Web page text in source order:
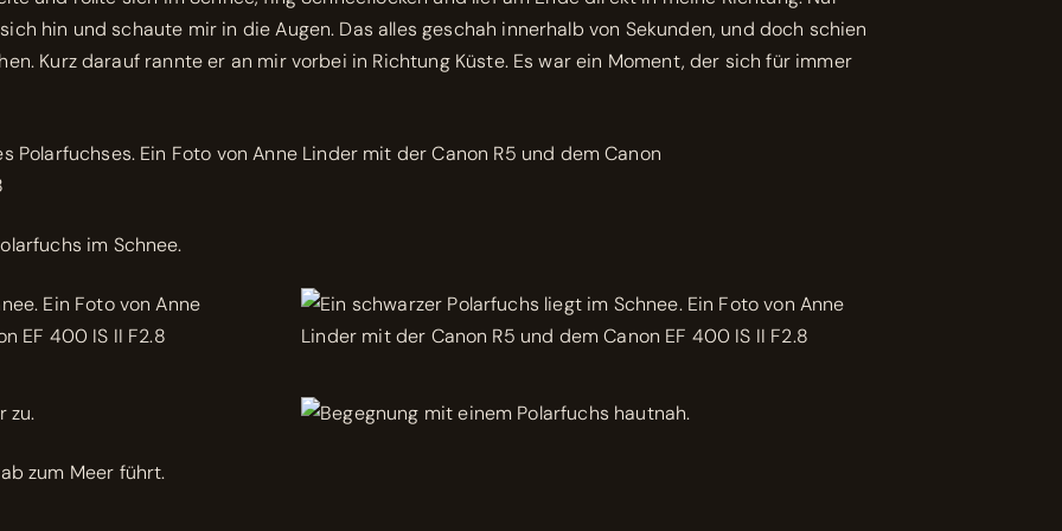
hin und schaute mir in die Augen. Das alles geschah innerhalb von Sekunden, und doch schien
Kurz darauf rannte er an mir vorbei in Richtung Küste. Es war ein Moment, der sich für immer